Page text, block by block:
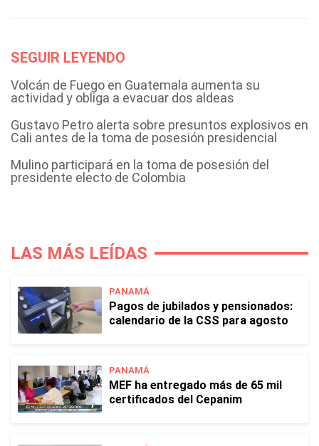
SEGUIR LEYENDO
Volcán de Fuego en Guatemala aumenta su
actividad y obliga a evacuar dos aldeas
Gustavo Petro alerta sobre presuntos explosivos en
Cali antes de la toma de posesión presidencial
Mulino participará en la toma de posesión del
presidente electo de Colombia
LAS MÁS LEÍDAS
PANAMÁ
Pagos de jubilados y pensionados:
calendario de la CSS para agosto
PANAMÁ
MEF ha entregado más de 65 mil
certificados del Cepanim